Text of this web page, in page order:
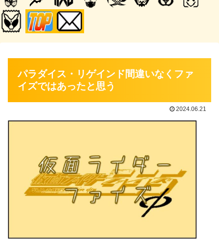
パラダイス・リゲインド間違いなくファ
イズではあったと思う
2024.06.21